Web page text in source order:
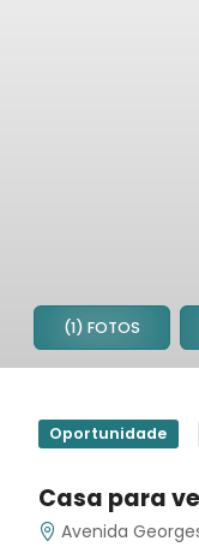
(1) FOTOS
Oportunidade
Casa para
Avenida